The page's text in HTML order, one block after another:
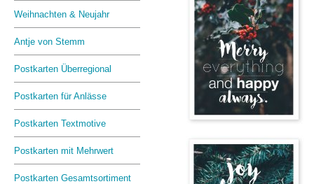
Weihnachten & Neujahr
Antje von Stemm
Postkarten Überregional
Postkarten für Anlässe
Postkarten Textmotive
Postkarten mit Mehrwert
Postkarten Gesamtsortiment